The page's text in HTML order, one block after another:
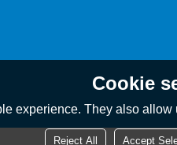
Cookie
experience. They also
Reject All Accept